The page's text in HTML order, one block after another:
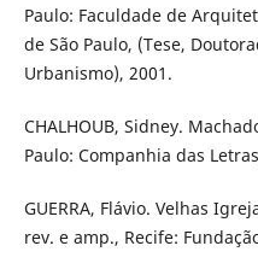
Paulo: Faculdade de
de São Paulo, (Tese,
Urbanismo), 2001.
CHALHOUB, Sidney.
Paulo: Companhia das
GUERRA, Flávio. Velhas
rev. e amp., Recife: